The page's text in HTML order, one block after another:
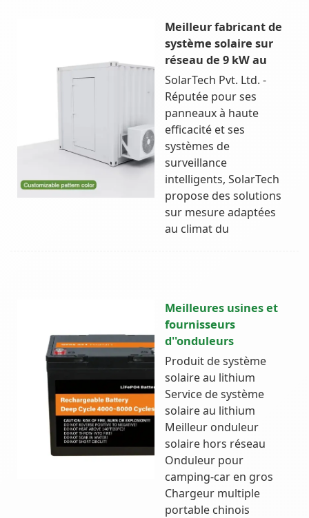
Meilleur fabricant de
système solaire sur
réseau de 9 kW au
SolarTech Pvt. Ltd. -
Réputée pour ses
panneaux à haute
efficacité et ses
systèmes de
surveillance
intelligents, SolarTech
propose des solutions
sur mesure adaptées
au climat du
Meilleures usines et
fournisseurs
d''onduleurs
Produit de système
solaire au lithium
Service de système
solaire au lithium
Meilleur onduleur
solaire hors réseau
Onduleur pour
camping-car en gros
Chargeur multiple
portable chinois